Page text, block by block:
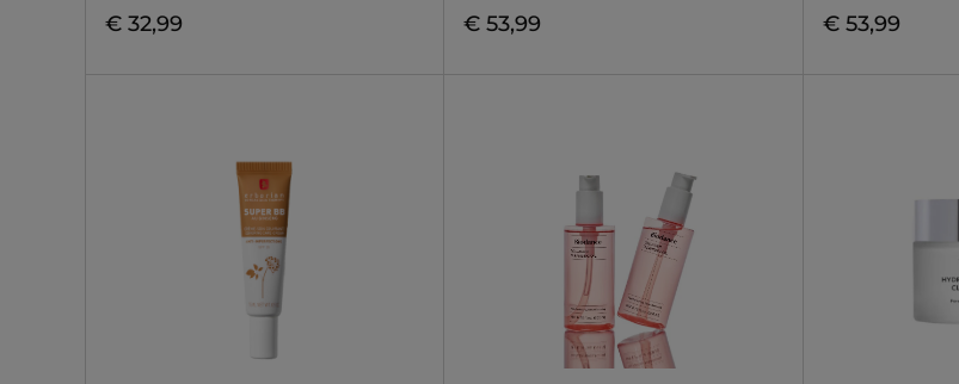
€ 32,99 € 53,99 € 53,99